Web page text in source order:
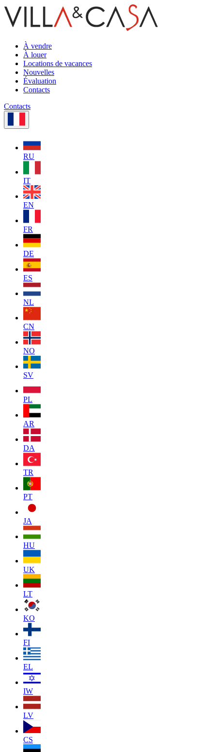
À vendre
À louer
Locations de vacances
Nouvelles
Évaluation
Contacts
Contacts
RU
IT
EN
FR
DE
ES
NL
CN
NO
SV
PL
AR
DA
TR
PT
JA
HU
UK
LT
KO
FI
EL
IW
LV
CS